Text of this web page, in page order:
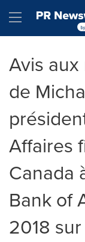
Hamburger
Avis
de
Affaires
Canada
Bank of
2018